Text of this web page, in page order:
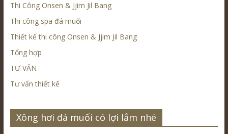
Thi Công Onsen & Jjim Jil Bang
Thi công spa đá muối
Thiết kế thi công Onsen & Jjim Jil Bang
Tổng hợp
TƯ VẤN
Tư vấn thiết kế
Xông hơi đá muối có lợi lắm nhé